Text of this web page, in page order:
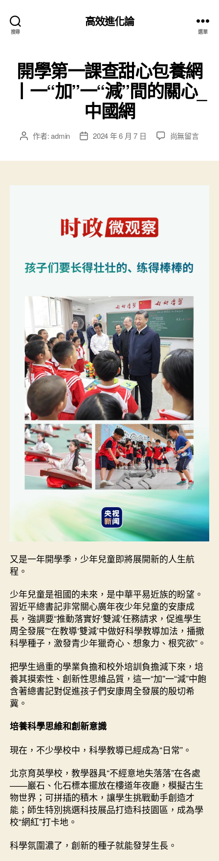
搜尋
高效進化論
選單
開學第一課查甜心包養網
丨一“加”一“減”間的關心_
中國網
文 作者:admin
文 2024 年 6 月 7 日
在
丨
一
一
“減”
間
關
心
_
國
網〉
中
尚無留言
又是一年開學季，少年兒童即將展開新的人生航
程。
少年兒童是祖國的未來，是中華平易近族的盼望。
習近平總書記非常關心廣年夜少年兒童的安康成
長，強調要“推動落實好‘雙減’任務請求，促進學生
周全發展”“在教導‘雙減’中做好科學教導加法，播撒
科學種子，激發青少年獵奇心、想象力、根究欲”。
把學生過重的學業負擔和校外培訓負擔減下來，培
養其摸索性、創新性思維品質，這一“加”一“減”中飽
含著總書記對促進孩子們安康周全發展的殷切希
冀。
培養科學思維和創新意識
現在，不少學校中，科學教導已經成為“日常”。
北京育英學校，教學器具“不經意地失落落”在各處
——巖石、化石標本擺放在樓道年夜廳，模擬古生
物世界；可拼插的積木，讓學生挑戰動手創造才
能；師生特別挑選科技展品打造科技園區，成為學
校“網紅”打卡地。
科學氛圍濃了，創新的種子就能發芽生長。